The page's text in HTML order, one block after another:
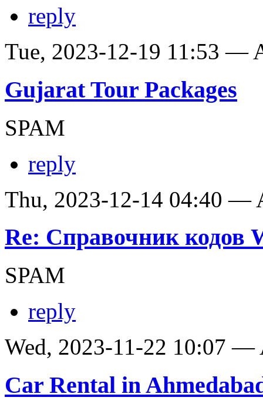
reply
Tue, 2023-12-19 11:53 —
Gujarat Tour Packages
SPAM
reply
Thu, 2023-12-14 04:40 —
Re: Справочник кодов
SPAM
reply
Wed, 2023-11-22 10:07 —
Car Rental in